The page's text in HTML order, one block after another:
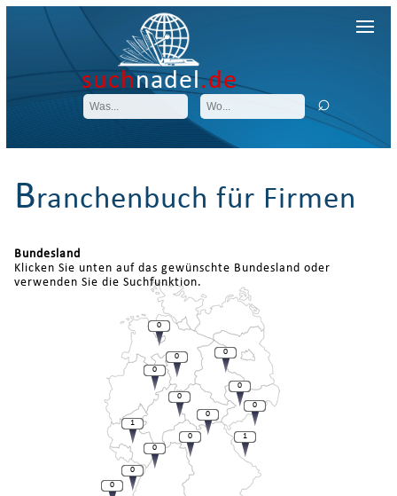
suchnadel.de
Branchenbuch für Firmen
Bundesland
Klicken Sie unten auf das gewünschte Bundesland oder
verwenden Sie die Suchfunktion.
1
0
1
0
0
0
0
0
0
0
0
0
0
0